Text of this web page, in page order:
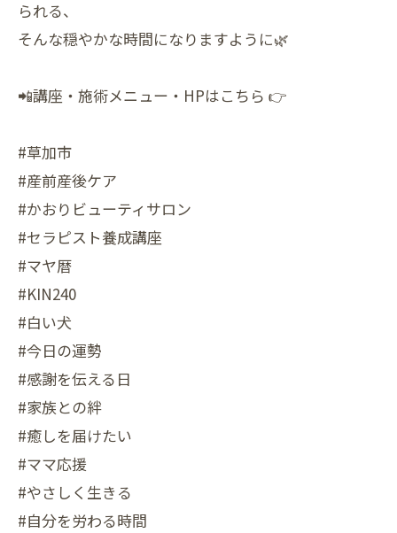
られる、
そんな穏やかな時間になりますように🌿
📲講座・施術メニュー・HPはこちら 👉
#草加市
#産前産後ケア
#かおりビューティサロン
#セラピスト養成講座
#マヤ暦
#KIN240
#白い犬
#今日の運勢
#感謝を伝える日
#家族との絆
#癒しを届けたい
#ママ応援
#やさしく生きる
#自分を労わる時間